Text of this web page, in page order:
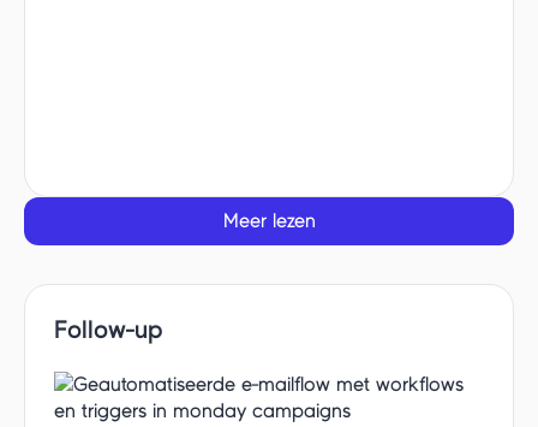
Meer lezen
Follow-up